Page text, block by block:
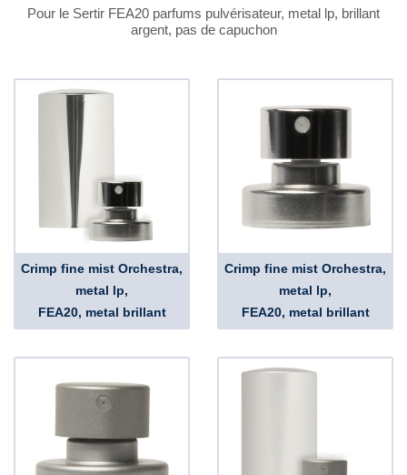
Pour le Sertir FEA20 parfums pulvérisateur, metal lp, brillant
argent, pas de capuchon
Crimp fine mist Orchestra,
metal lp,
FEA20, metal brillant
Crimp fine mist Orchestra,
metal lp,
FEA20, metal brillant